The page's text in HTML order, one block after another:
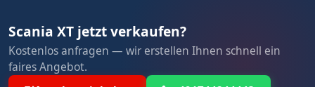
Scania XT jetzt verkaufen?
Kostenlos anfragen — wir erstellen Ihnen schnell ein
faires Angebot.